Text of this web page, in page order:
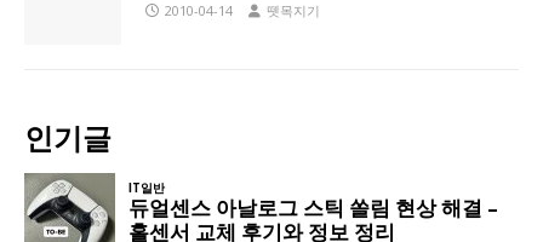
2010-04-14 뗏목지기
인기글